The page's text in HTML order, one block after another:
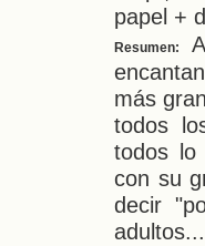
papel +
Resumen:
más
todos
todos lo
con su
decir
adultos...